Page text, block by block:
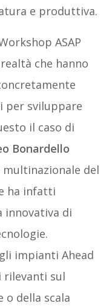
e produttiva.
ASAP
che hanno
per sviluppare
il caso di
Bonardello
multinazionale del
ha infatti
innovativa di
impianti Ahead
sul
o della scala